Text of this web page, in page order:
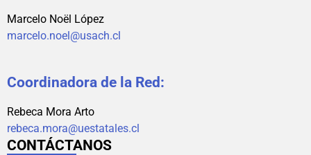
Marcelo Noël López
marcelo.noel@usach.cl
Coordinadora de la Red:
Rebeca Mora Arto
rebeca.mora@uestatales.cl
CONTÁCTANOS